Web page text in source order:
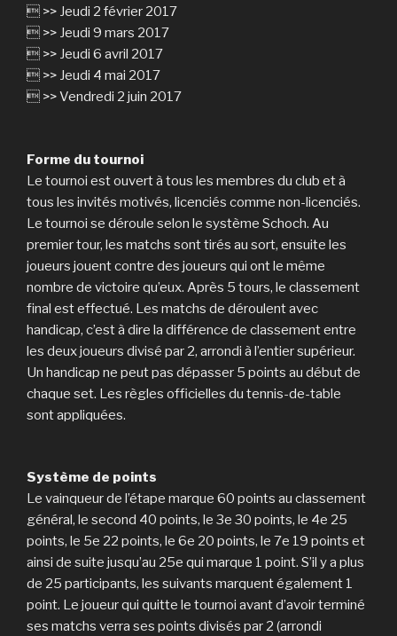
 >> Jeudi 2 février 2017
 >> Jeudi 9 mars 2017
 >> Jeudi 6 avril 2017
 >> Jeudi 4 mai 2017
 >> Vendredi 2 juin 2017
Forme du tournoi
Le tournoi est ouvert à tous les membres du club et à
tous les invités motivés, licenciés comme non-licenciés.
Le tournoi se déroule selon le système Schoch. Au
premier tour, les matchs sont tirés au sort, ensuite les
joueurs jouent contre des joueurs qui ont le même
nombre de victoire qu’eux. Après 5 tours, le classement
final est effectué. Les matchs de déroulent avec
handicap, c’est à dire la différence de classement entre
les deux joueurs divisé par 2, arrondi à l’entier supérieur.
Un handicap ne peut pas dépasser 5 points au début de
chaque set. Les règles officielles du tennis-de-table
sont appliquées.
Système de points
Le vainqueur de l’étape marque 60 points au classement
général, le second 40 points, le 3e 30 points, le 4e 25
points, le 5e 22 points, le 6e 20 points, le 7e 19 points et
ainsi de suite jusqu’au 25e qui marque 1 point. S’il y a plus
de 25 participants, les suivants marquent également 1
point. Le joueur qui quitte le tournoi avant d’avoir terminé
ses matchs verra ses points divisés par 2 (arrondi